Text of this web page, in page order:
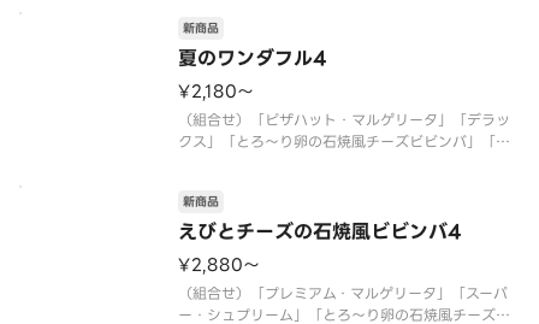
（ガーリック／ニラ／豚ロース／にんじん／たけの
こ／エビ／ごはん／卵黄風ソース／【別添】きざみ
海苔／
夏のワンダフル4
新商品
¥2,180〜
（組合せ）「ピザハット・マルゲリータ」「デラッ
クス」「とろ～り卵の石焼風チーズビビンバ」「じ
*ごはんは国産米を使用しています
えびとチーズの石焼風ビビンバ4
新商品
¥2,880〜
（組合せ）「プレミアム・マルゲリータ」「スーパ
ー・シュプリーム」「とろ～り卵の石焼風チーズビ